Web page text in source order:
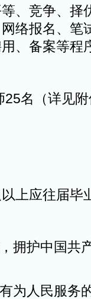
、竞争、择
络报名、笔
、备案等程
名（详见
上应往届毕
拥护中国共
为人民服务